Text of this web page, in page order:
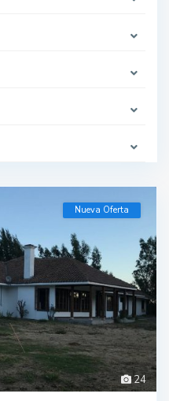
24
Nueva Oferta